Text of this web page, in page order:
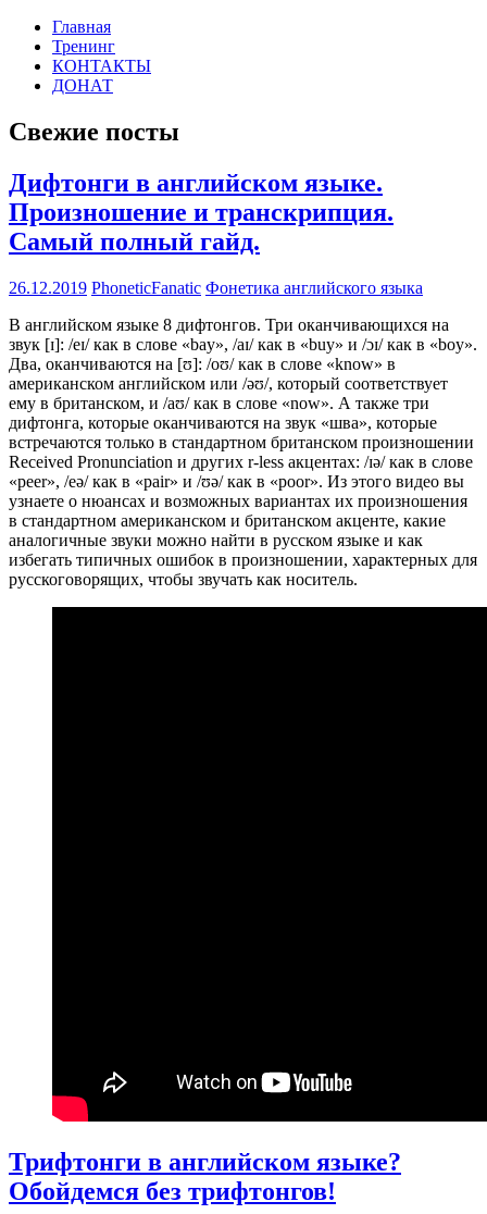
Перейти
содержимому
PHONETIC-
FANATIC.RU
Английская
фонетика
Главная
Тренинг
КОНТАКТЫ
ДОНАТ
Свежие посты
Дифтонги в английском языке.
Произношение и транскрипция.
Самый полный гайд.
26.12.2019 PhoneticFanatic Фонетика английского языка
В английском языке 8 дифтонгов. Три оканчивающихся на
звук [ɪ]: /eɪ/ как в слове «bay», /aɪ/ как в «buy» и /ɔɪ/ как в «boy».
Два, оканчиваются на [ʊ]: /oʊ/ как в слове «know» в
американском английском или /əʊ/, который соответствует
ему в британском, и /aʊ/ как в слове «now». А также три
дифтонга, которые оканчиваются на звук «шва», которые
встречаются только в стандартном британском произношении
Received Pronunciation и других r-less акцентах: /ɪə/ как в слове
«peer», /eə/ как в «pair» и /ʊə/ как в «poor». Из этого видео вы
узнаете о нюансах и возможных вариантах их произношения
в стандартном американском и британском акценте, какие
аналогичные звуки можно найти в русском языке и как
избегать типичных ошибок в произношении, характерных для
русскоговорящих, чтобы звучать как носитель.
Трифтонги в английском языке?
Обойдемся без трифтонгов!